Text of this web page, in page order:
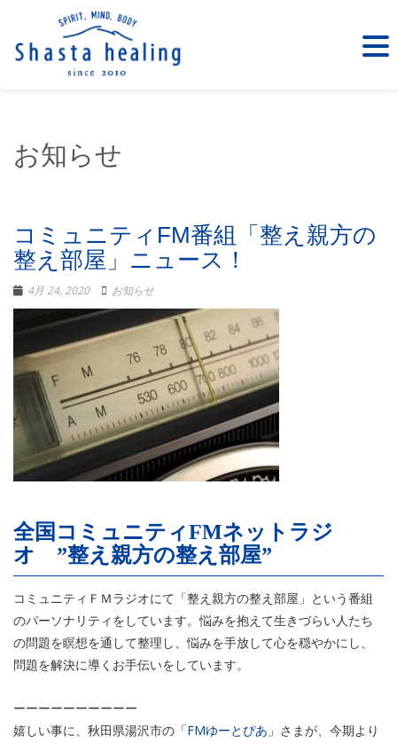
お知らせ
コミュニティFM番組「整え親方の
整え部屋」ニュース！
4月 24, 2020 お知らせ
全国コミュニティFMネットラジ
オ ”整え親方の整え部屋”
コミュニティＦＭラジオにて「整え親方の整え部屋」という番組
のパーソナリティをしています。悩みを抱えて生きづらい人たち
の問題を瞑想を通して整理し、悩みを手放して心を穏やかにし、
問題を解決に導くお手伝いをしています。
ーーーーーーーーーー
嬉しい事に、秋田県湯沢市の「FMゆーとぴあ 」さまが、今期より